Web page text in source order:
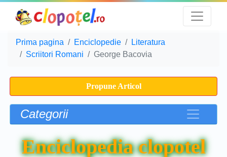
Prima pagina Enciclopedie
Literatura
Scriitori Romani
George Bacovia
Propune Articol
Categorii
Enciclopedia clopotel